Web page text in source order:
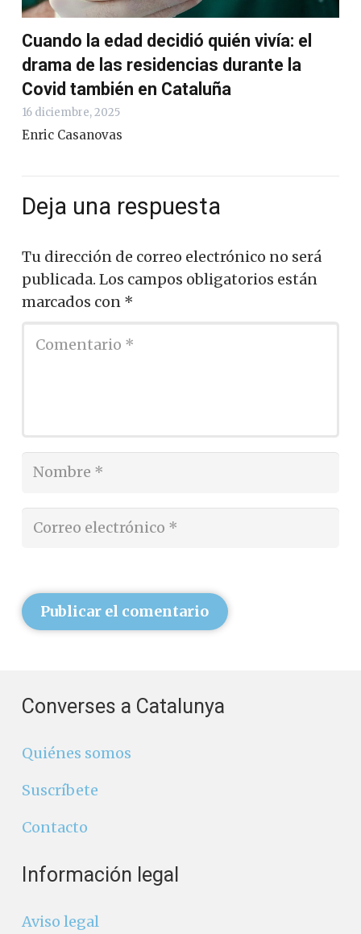
Cuando la edad decidió quién vivía: el
drama de las residencias durante la
Covid también en Cataluña
16 diciembre, 2025
Enric Casanovas
Deja una respuesta
Tu dirección de correo electrónico no será
publicada. Los campos obligatorios están
marcados con *
Publicar el comentario
Converses a Catalunya
Quiénes somos
Suscríbete
Contacto
Información legal
Aviso legal